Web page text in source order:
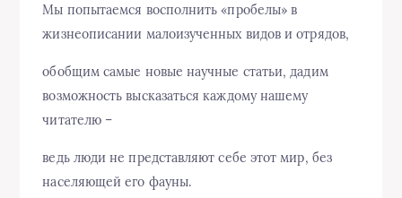
Мы попытаемся восполнить «пробелы» в
жизнеописании малоизученных видов и отрядов,
обобщим самые новые научные статьи, дадим
возможность высказаться каждому нашему
читателю –
ведь люди не представляют себе этот мир, без
населяющей его фауны.